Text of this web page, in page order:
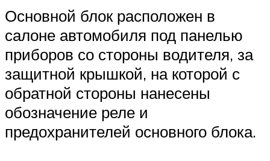
Основной блок расположен в
салоне автомобиля под панелью
приборов со стороны водителя, за
защитной крышкой, на которой с
обратной стороны нанесены
обозначение реле и
предохранителей основного блока.